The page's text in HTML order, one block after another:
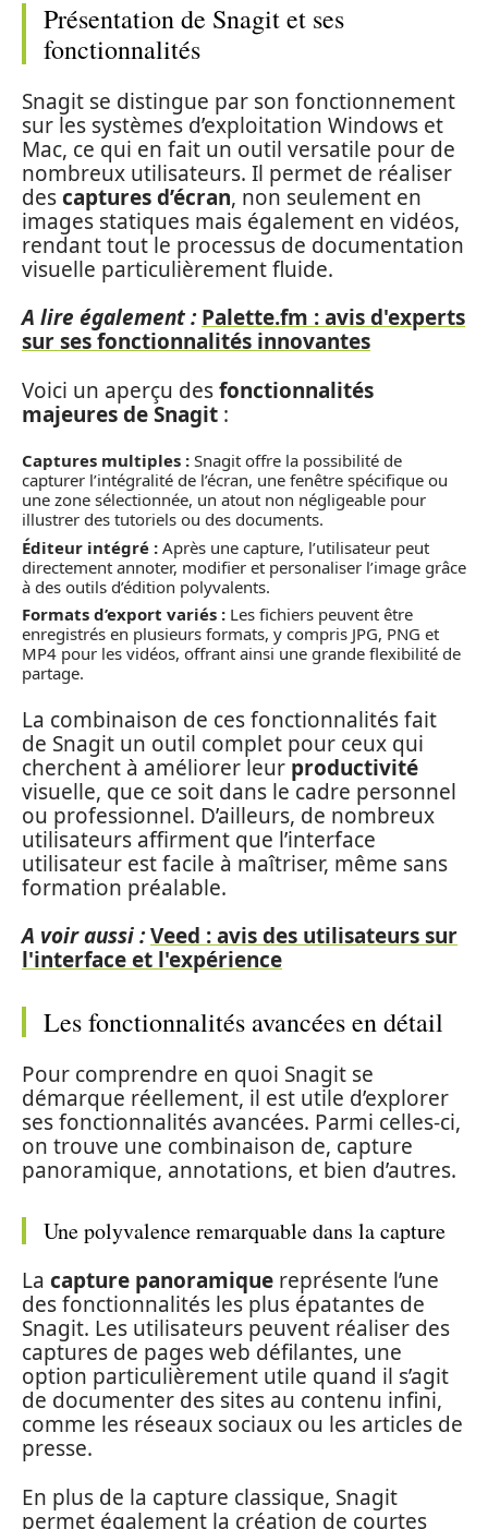
Présentation de Snagit et ses
fonctionnalités
Snagit se distingue par son fonctionnement
sur les systèmes d’exploitation Windows et
Mac, ce qui en fait un outil versatile pour de
nombreux utilisateurs. Il permet de réaliser
descaptures d’écran, non seulement en
images statiques mais également en vidéos,
rendant tout le processus de documentation
visuelle particulièrement fluide.
A lire également : Palette.fm : avis d'experts
sur ses fonctionnalités innovantes
Voici un aperçu desfonctionnalités
majeures de Snagit :
Captures multiples : Snagit offre la possibilité de
capturer l’intégralité de l’écran, une fenêtre spécifique ou
une zone sélectionnée, un atout non négligeable pour
illustrer des tutoriels ou des documents.
Éditeur intégré : Après une capture, l’utilisateur peut
directement annoter, modifier et personaliser l’image grâce
à des outils d’édition polyvalents.
Formats d’export variés : Les fichiers peuvent être
enregistrés en plusieurs formats, y compris JPG, PNG et
MP4 pour les vidéos, offrant ainsi une grande flexibilité de
partage.
La combinaison de ces fonctionnalités fait
de Snagit un outil complet pour ceux qui
cherchent à améliorer leur productivité
visuelle, que ce soit dans le cadre personnel
ou professionnel. D’ailleurs, de nombreux
utilisateurs affirment que l’interface
utilisateur est facile à maîtriser, même sans
formation préalable.
A voir aussi :Veed : avis des utilisateurs sur
l'interface et l'expérience
Les fonctionnalités avancées en détail
Pour comprendre en quoi Snagit se
démarque réellement, il est utile d’explorer
ses fonctionnalités avancées. Parmi celles-ci,
on trouve une combinaison de, capture
panoramique, annotations, et bien d’autres.
Une polyvalence remarquable dans la capture
La capture panoramique représente l’une
des fonctionnalités les plus épatantes de
Snagit. Les utilisateurs peuvent réaliser des
captures de pages web défilantes, une
option particulièrement utile quand il s’agit
de documenter des sites au contenu infini,
comme les réseaux sociaux ou les articles de
presse.
En plus de la capture classique, Snagit
permet également la création de courtes